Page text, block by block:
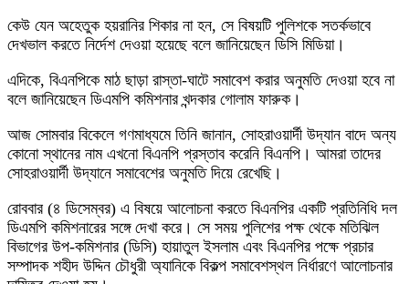
কেউ যেন অহেতুক হয়রানির শিকার না হন, সে বিষয়টি পুলিশকে সতর্কভাবে
দেখভাল করতে নির্দেশ দেওয়া হয়েছে বলে জানিয়েছেন ডিসি মিডিয়া।
এদিকে, বিএনপিকে মাঠ ছাড়া রাস্তা-ঘাটে সমাবেশ করার অনুমতি দেওয়া হবে না
বলে জানিয়েছেন ডিএমপি কমিশনার খন্দকার গোলাম ফারুক।
আজ সোমবার বিকেলে গণমাধ্যমে তিনি জানান, সোহরাওয়ার্দী উদ্যান বাদে অন্য
কোনো স্থানের নাম এখনো বিএনপি প্রস্তাব করেনি বিএনপি। আমরা তাদের
সোহরাওয়ার্দী উদ্যানে সমাবেশের অনুমতি দিয়ে রেখেছি।
রোববার (৪ ডিসেম্বর) এ বিষয়ে আলোচনা করতে বিএনপির একটি প্রতিনিধি দল
ডিএমপি কমিশনারের সঙ্গে দেখা করে। সে সময় পুলিশের পক্ষ থেকে মতিঝিল
বিভাগের উপ-কমিশনার (ডিসি) হায়াতুল ইসলাম এবং বিএনপির পক্ষে প্রচার
সম্পাদক শহীদ উদ্দিন চৌধুরী অ্যানিকে বিকল্প সমাবেশস্থল নির্ধারণে আলোচনার